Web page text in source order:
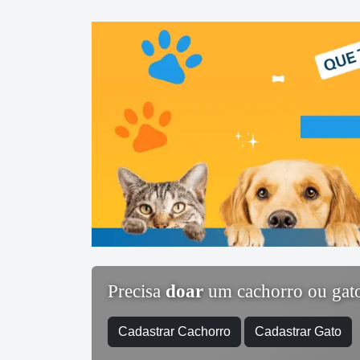
Precisa doar um cachorro ou
Cadastrar Cachorro Cadastrar Gato